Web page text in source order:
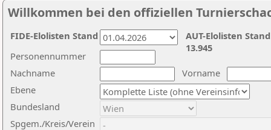
Willkommen bei den offiziellen
Nachname
Vorname
Ebene
Personennummer
Bundesland
Spgem./Kreis/Verein
AUT-Elolisten
13.945
FIDE-Elolisten Stand